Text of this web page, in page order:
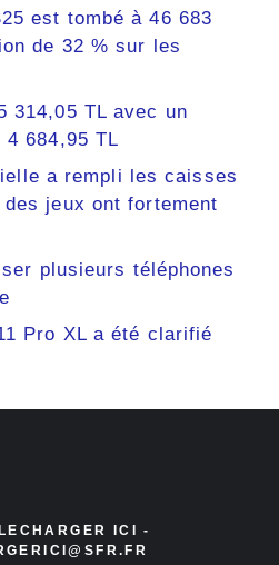
est tombé à 46 683
de 32 % sur les
314,05 TL avec un
684,95 TL
a rempli les caisses
jeux ont fortement
plusieurs téléphones
Pro XL a été clarifié
ICI -